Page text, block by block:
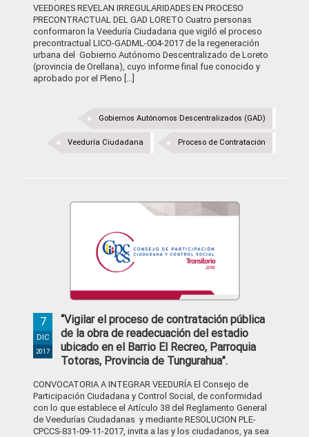
VEEDORES REVELAN IRREGULARIDADES EN PROCESO
PRECONTRACTUAL DEL GAD LORETO Cuatro personas
conformaron la Veeduría Ciudadana que vigiló el proceso
precontractual LICO-GADML-004-2017 de la regeneración
urbana del Gobierno Autónomo Descentralizado de Loreto
(provincia de Orellana), cuyo informe final fue conocido y
aprobado por el Pleno […]
Gobiernos Autónomos Descentralizados (GAD)
Proceso de Contratación
Veeduría Ciudadana
“Vigilar el proceso de contratación pública
de la obra de readecuación del estadio
ubicado en el Barrio El Recreo, Parroquia
Totoras, Provincia de Tungurahua”.
7
DIC
2017
CONVOCATORIA A INTEGRAR VEEDURÍA El Consejo de
Participación Ciudadana y Control Social, de conformidad
con lo que establece el Artículo 38 del Reglamento General
de Veedurías Ciudadanas y mediante RESOLUCION PLE-
CPCCS-831-09-11-2017, invita a las y los ciudadanos, ya sea